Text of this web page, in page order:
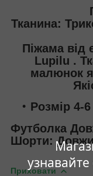
Тканина:
Піжама від
Lupilu .
малюнок
Розмір 4-
Футболка
Шорти:
Приховати